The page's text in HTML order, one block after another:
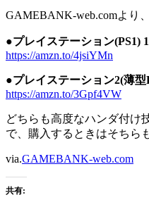
GAMEBANK-web.comより
●プレイステーション(PS1)
https://amzn.to/4jsiYMn
●プレイステーション2(薄
https://amzn.to/3Gpf4VW
どちらも高度なハンダ付け
で、購入するときはそちら
via.GAMEBANK-web.com
共有: